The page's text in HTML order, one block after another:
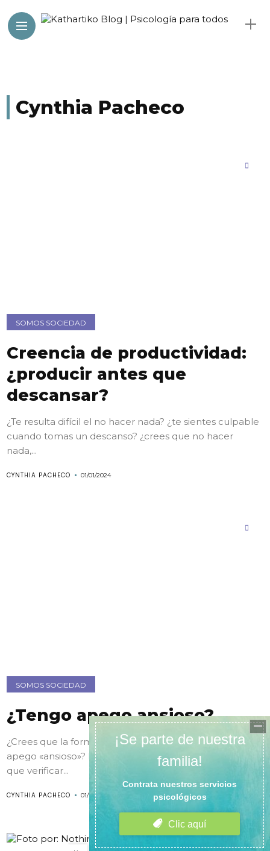
Cynthia Pacheco
SOMOS SOCIEDAD
Creencia de productividad:
¿producir antes que
descansar?
¿Te resulta difícil el no hacer nada? ¿te sientes culpable
cuando tomas un descanso? ¿crees que no hacer
nada,...
CYNTHIA PACHECO 01/01/2024
SOMOS SOCIEDAD
¿Tengo apego ansioso?
¿Crees que la forma de relacionarte es a través de un
apego «ansioso»? Por ejemplo, ¿constantemente tienes
que verificar...
CYNTHIA PACHECO 01/11/2023